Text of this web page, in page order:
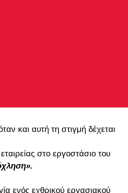
και αυτή τη στιγμή δέχεται
στο εργοστάσιο του
ενός εχθρικού εργασιακού